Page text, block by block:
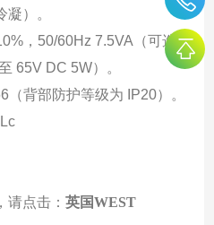
）。
，50/60Hz 7.5VA（可选
65V DC 5W）。
（背部防护等级为 IP20）。
请点击： 英国WEST